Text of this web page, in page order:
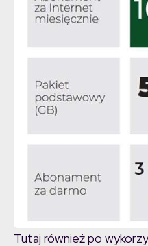
Tutaj również po